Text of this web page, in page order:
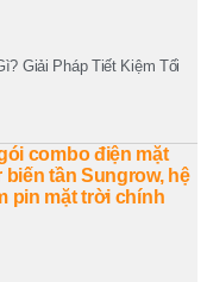
Giải Pháp Tiết Kiệm Tối